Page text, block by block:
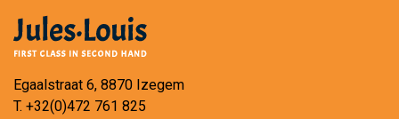
Egaalstraat 6, 8870 Izegem
T. +32(0)472 761 825